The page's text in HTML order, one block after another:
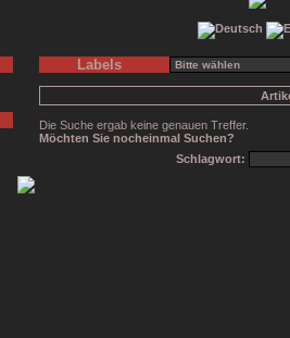
Labels
Die Suche ergab keine genauen Treffer.
Möchten Sie nocheinmal Suchen?
Schlagwort: